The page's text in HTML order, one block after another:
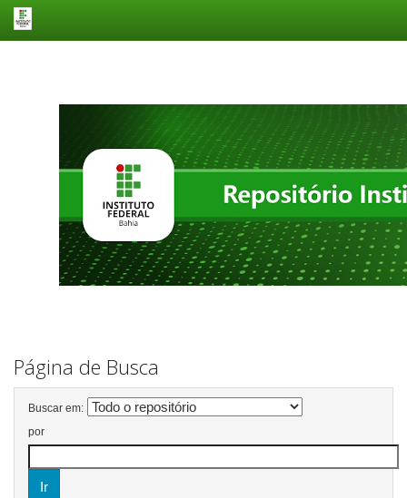
Página de Busca
Buscar em:
por